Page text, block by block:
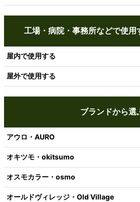
工場・病院・事務所などで使用
屋内で使用する
屋外で使用する
ブランドから選
アウロ・AURO
オキツモ・okitsumo
オスモカラー・osmo
オールドヴィレッジ・Old Village